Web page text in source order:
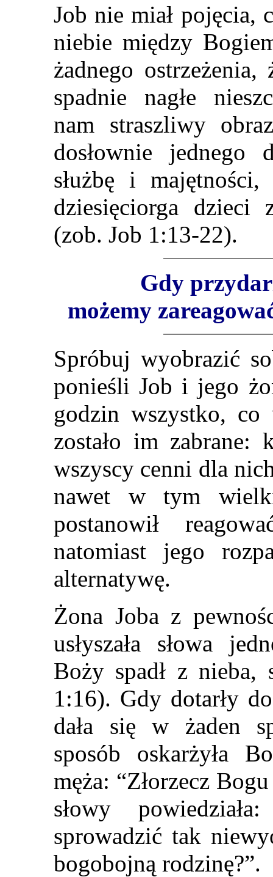
Job nie miał pojęcia,
niebie między
żadnego
spadnie nagłe
nam straszliwy
dosłownie
służbę i
dziesięciorga dzieci
(zob. Job 1:13-22).
Gdy
możemy
Spróbuj wyobrazić
ponieśli Job i jego
godzin wszystko,
zostało im zabrane:
wszyscy cenni dla
nawet w tym
postanowił
natomiast jego
alternatywę.
Żona Joba z
usłyszała słowa
Boży spadł z nieba,
1:16). Gdy dotarły
dała się w żaden
sposób oskarżyła
męża: “Złorzecz
słowy
sprowadzić tak
bogobojną rodzinę?”.